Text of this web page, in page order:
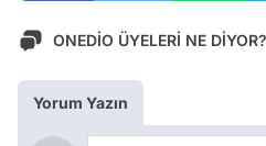
ONEDİO ÜYELERİ NE DİYOR?
Yorum Yazın